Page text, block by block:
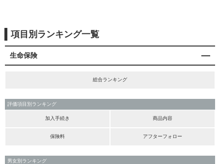
項目別ランキング一覧
生命保険
総合ランキング
評価項目別ランキング
加入手続き 商品内容
保険料 アフターフォロー
男女別ランキング